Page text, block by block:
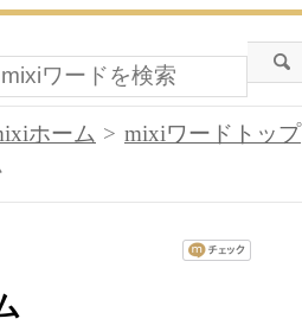
ホーム
mixiワードトップ